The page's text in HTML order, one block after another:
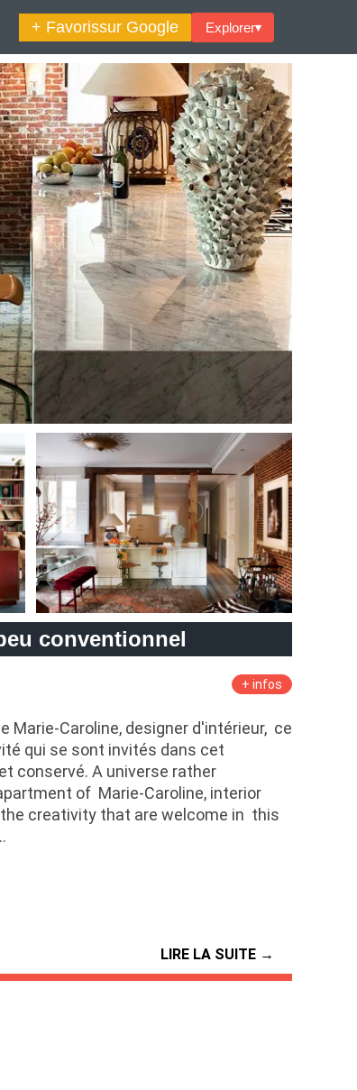
+ Favorissur Google Explorer▾
🔍︎ Rechercher
Et Design
Maison En Ville
Déco Du Jour
Loft
Déco Petite Surface
Piscine
conventionnel
+ infos
Marie-Caroline, designer d'intérieur, ce
qui se sont invités dans cet
conservé. A universe rather
of Marie-Caroline, interior
creativity that are welcome in this
LIRE LA SUITE →